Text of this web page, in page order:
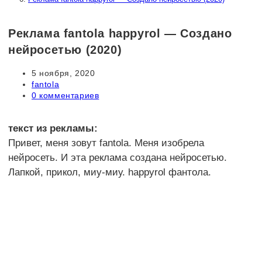
Реклама fantola happyrol — Создано
нейросетью (2020)
Запись
опубликована:
5 ноября, 2020
Рубрика
записи:
fantola
Комментарии
0 комментариев
текст из рекламы:
Привет, меня зовут fantola. Меня изобрела
нейросеть. И эта реклама создана нейросетью.
Лапкой, прикол, миу-миу. happyrol фантола.